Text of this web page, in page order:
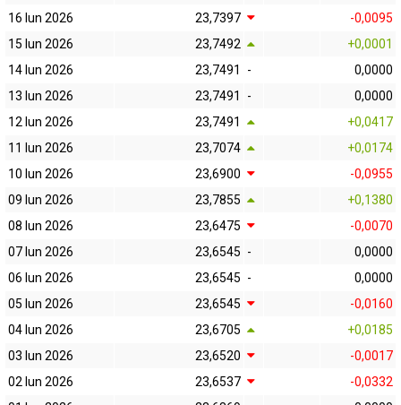
16 Iun 2026
23,7397
-0,0095
15 Iun 2026
23,7492
+0,0001
14 Iun 2026
23,7491 -
0,0000
13 Iun 2026
23,7491 -
0,0000
12 Iun 2026
23,7491
+0,0417
11 Iun 2026
23,7074
+0,0174
10 Iun 2026
23,6900
-0,0955
09 Iun 2026
23,7855
+0,1380
08 Iun 2026
23,6475
-0,0070
07 Iun 2026
23,6545 -
0,0000
06 Iun 2026
23,6545 -
0,0000
05 Iun 2026
23,6545
-0,0160
04 Iun 2026
23,6705
+0,0185
03 Iun 2026
23,6520
-0,0017
02 Iun 2026
23,6537
-0,0332